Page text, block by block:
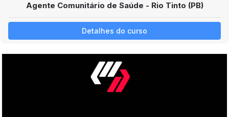
Agente Comunitário de Saúde - Rio Tinto (PB)
Detalhes do curso